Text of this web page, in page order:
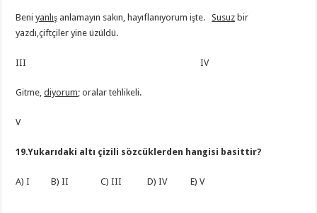
Beniyanlış anlamayın sakın, hayıflanıyorum işte.Susuz bir
yazdı,çiftçiler yine üzüldü.
III IV
Gitme,diyorum; oralar tehlikeli.
V
19.Yukarıdaki altı çizili sözcüklerden hangisi basittir?
A) I B) II C) III D) IV E) V